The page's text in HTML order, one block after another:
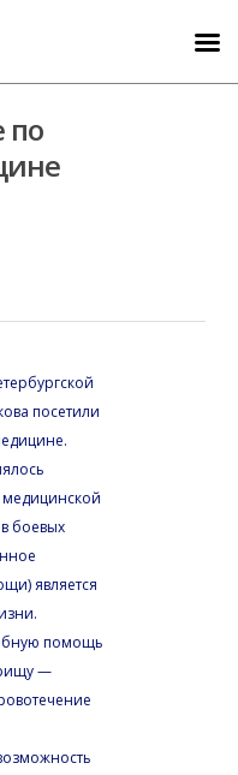
по
посетили
медицинской
боевых
является
помощь
—